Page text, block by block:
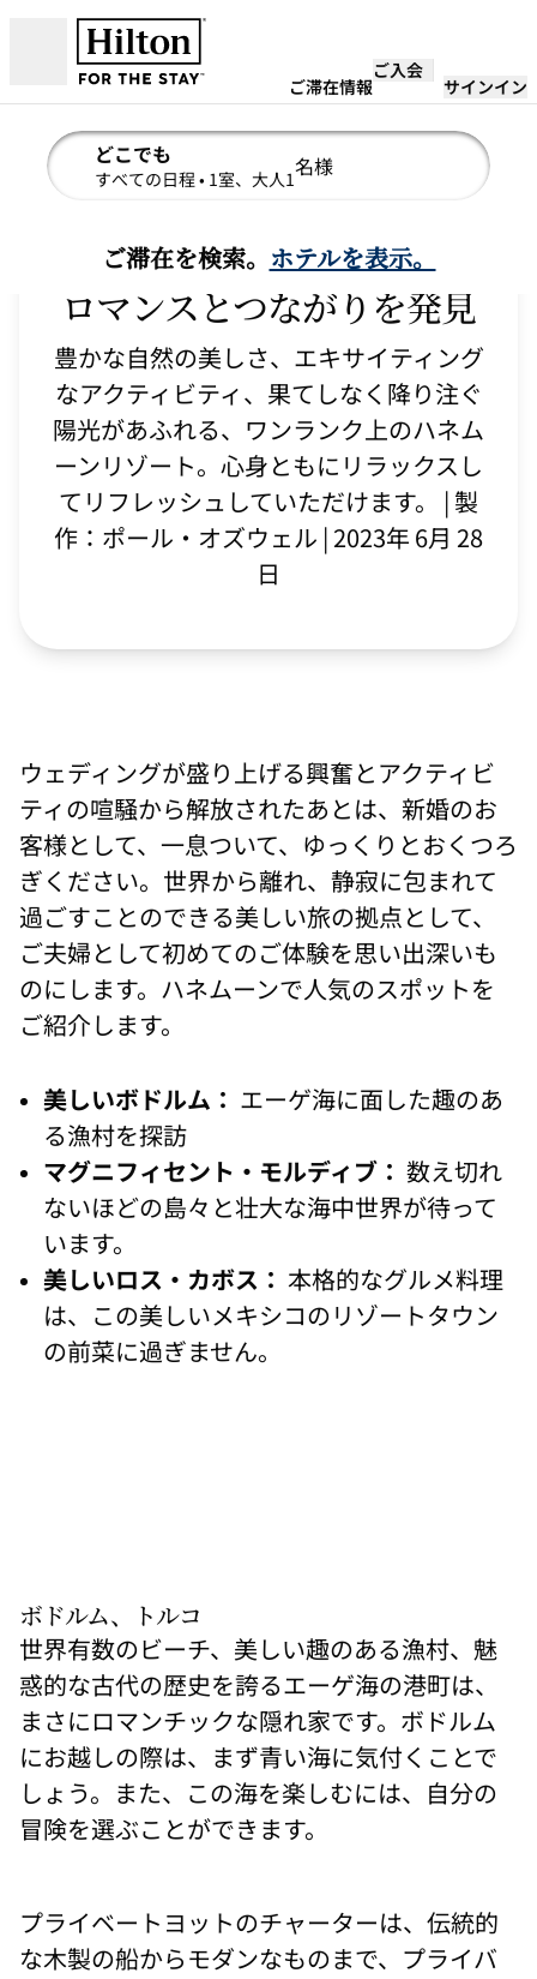
コンテンツに移動
ご滞在情報
ご入会
サインイン
どこでも
すべての日程• 1室、大人1名様
検索の詳細を編集、すべての日程、1室、大人1名様
ご滞在を検索。 ホテルを表示。
特別なハネムーン旅行先で
ロマンスとつながりを発見
豊かな自然の美しさ、エキサイティング
なアクティビティ、果てしなく降り注ぐ
陽光があふれる、ワンランク上のハネム
ーンリゾート。心身ともにリラックスし
てリフレッシュしていただけます。 | 製
作：ポール・オズウェル | 2023年 6月 28
日
ウェディングが盛り上げる興奮とアクティビ
ティの喧騒から解放されたあとは、新婚のお
客様として、一息ついて、ゆっくりとおくつろ
ぎください。世界から離れ、静寂に包まれて
過ごすことのできる美しい旅の拠点として、
ご夫婦として初めてのご体験を思い出深いも
のにします。ハネムーンで人気のスポットを
ご紹介します。
美しいボドルム： エーゲ海に面した趣のあ
る漁村を探訪
マグニフィセント・モルディブ： 数え切れ
ないほどの島々と壮大な海中世界が待って
います。
美しいロス・カボス： 本格的なグルメ料理
は、この美しいメキシコのリゾートタウン
の前菜に過ぎません。
ンフ
ィニ
ティ
プー
ル
ソ
ナ・
ボド
ム」
から
は、
た素
晴ら
しい
眺め
ボドルム、トルコ
世界有数のビーチ、美しい趣のある漁村、魅
惑的な古代の歴史を誇るエーゲ海の港町は、
まさにロマンチックな隠れ家です。ボドルム
にお越しの際は、まず青い海に気付くことで
しょう。また、この海を楽しむには、自分の
冒険を選ぶことができます。
プライベートヨットのチャーターは、伝統的
な木製の船からモダンなものまで、プライバ